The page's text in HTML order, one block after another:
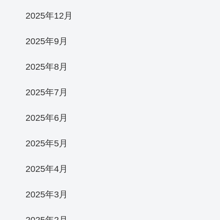
2025年12月
2025年9月
2025年8月
2025年7月
2025年6月
2025年5月
2025年4月
2025年3月